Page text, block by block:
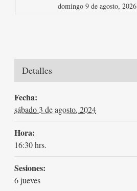
domingo 9 de agosto,
Detalles
Fecha:
sábado 3 de agosto, 2024
Hora:
16:30 hrs.
Sesiones:
6 jueves